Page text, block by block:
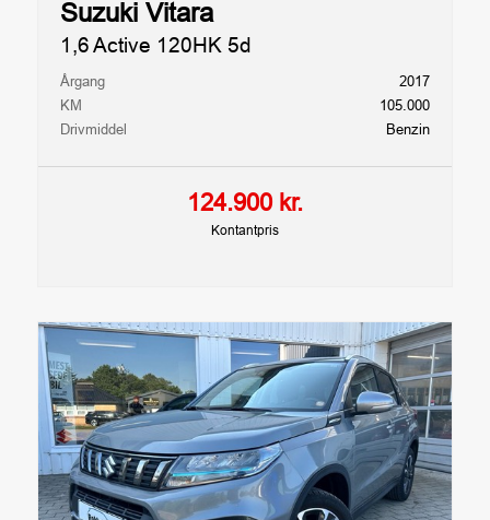
131 gram/km
RUMMELIGHED OG MÅL
Antal døre
Højde
1,61m
Længde
4,18m
Totalvægt
1.730kg
Tilkoblingsvægt med
bremser
1.200kg
Tilkoblingsvægt uden
bremser
Forhandler
referencenummer
Suzuki Vitara
1,6 Active 120HK 5d
124.900 kr.
Kontantpris
2017
Årgang
105.000
KM
Benzin
Drivmiddel